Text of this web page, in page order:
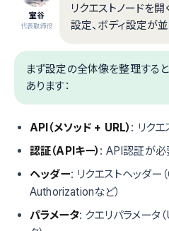
室谷
代表取締役
リクエストノードを
設定、ボディ設定が並
まず設定の全体像を整理する
あります：
API（メソッド + URL） : リクエ
認証（APIキー） : API認証が
ヘッダー: リクエストヘッダ
Authorizationなど）
パラメータ: クエリパラメータ